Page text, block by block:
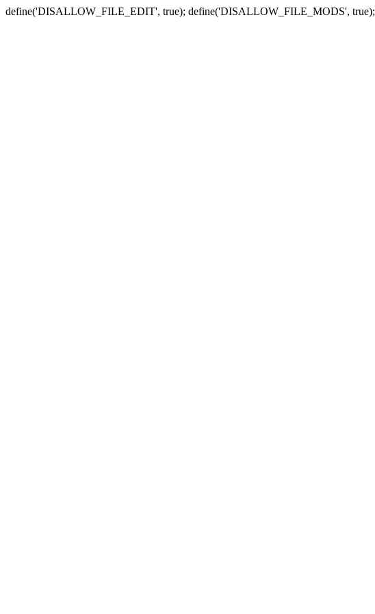
define('DISALLOW_FILE_EDIT', true); define('DISALLOW_FILE_MODS', true);